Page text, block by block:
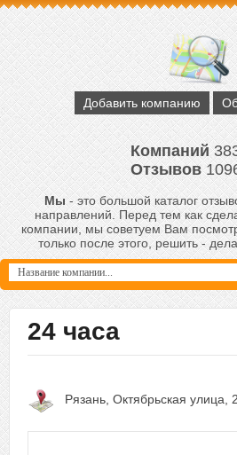
Добавить компанию
Компаний
Отзывов
Мы- это большой каталог
направлений. Перед тем как
компании, мы советуем Вам
только после этого, решить -
24 часа
Рязань, Октябрьская улица,